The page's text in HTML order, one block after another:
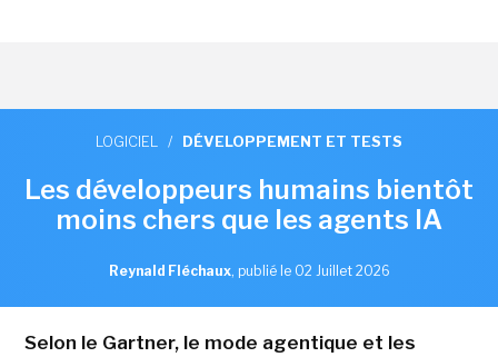
LOGICIEL / DÉVELOPPEMENT ET TESTS
Les développeurs humains bientôt
moins chers que les agents IA
Reynald Fléchaux, publié le 02 Juillet 2026
Selon le Gartner, le mode agentique et les